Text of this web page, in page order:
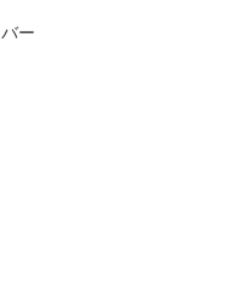
ー